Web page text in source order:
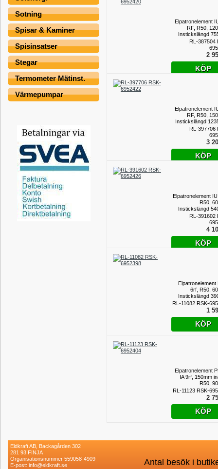
Sotning
Spisar & Kaminer
Spisinsatser
Stegar
Termometer Mätinst.
Värmepumpar
Elpatronelement
RF, R50,
Instickslängd
RL-387504
2
KÖP
Elpatronelement
RF, R50,
Instickslängd
RL-397706
3
KÖP
Elpatronelement
R50,
Instickslängd
RL-391602
4
KÖP
Elpatronelement
6rf, R50,
Instickslängd
RL-11082 RSK-
1
KÖP
Elpatronelement
IA 9rf, 150mm
R50,
Instickslängd
RL-11123 RSK-
2
KÖP
Eldkraft AB, Backagården 302
281 93 FINJA
Organisationsnummer 559058-4909
E-post: info@eldkraft.se
Antal besök i